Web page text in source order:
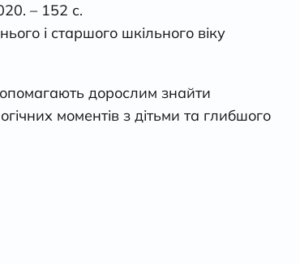
– 152 с.
і старшого шкільного віку
дорослим знайти
моментів з дітьми та глибшого